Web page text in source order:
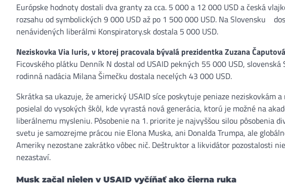
Európske hodnoty dostali dva granty za cca. 5 000 a 12 000 USD a česká
rozsahu od symbolických 9 000 USD až po 1 500 000 USD. Na Slovensku
nenávidených liberálmi Konspiratory.sk dostala 5 000 USD.
Neziskovka Via Iuris, v ktorej pracovala bývalá prezidentka Zuzana
Ficovského plátku Denník N dostal od USAID pekných 55 000 USD,
rodinná nadácia Milana Šimečku dostala necelých 43 000 USD.
Skrátka sa ukazuje, že americký USAID síce poskytuje peniaze neziskovkám
posielal do vysokých škôl, kde vyrastá nová generácia, ktorú je možné na
liberálnemu mysleniu. Pôsobenie na 1. priorite je najvyššou silou pôsobenia
svetu je samozrejme prácou nie Elona Muska, ani Donalda Trumpa, ale
Ameriky nezostane zakrátko vôbec nič. Deštruktor a likvidátor pozostalosti
nezastaví.
Musk začal nielen v USAID vyčíňať ako čierna ruka